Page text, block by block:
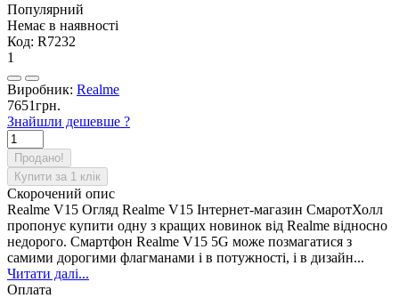
Популярний
Немає в наявності
Код: R7232
1
Виробник: Realme
7651грн.
Знайшли дешевше ?
Продано!
Купити за 1 клiк
Скорочений опис
Realme V15 Огляд Realme V15 Інтернет-магазин СмаротХолл
пропонує купити одну з кращих новинок від Realme відносно
недорого. Смартфон Realme V15 5G може позмагатися з
самими дорогими флагманами і в потужності, і в дизайн...
Читати далі...
Оплата